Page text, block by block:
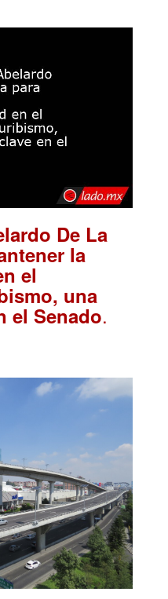
De La
la
el
una
el Senado.